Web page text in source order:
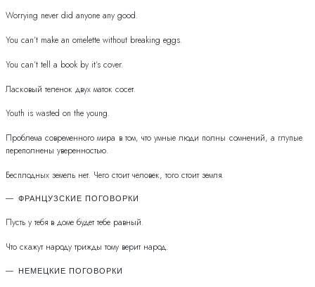
Worrying never did anyone any good.
You can’t make an omelette without breaking eggs.
You can’t tell a book by it’s cover.
Ласковый теленок двух маток сосет.
Youth is wasted on the young.
Проблема современного мира в том, что умные люди полны сомнений, а глупые
переполнены уверенностью.
Бесплодных земель нет. Чего стоит человек, того стоит земля.
ФРАНЦУЗСКИЕ ПОГОВОРКИ
Пусть у тебя в доме будет тебе равный.
Что скажут народу трижды тому верит народ.
НЕМЕЦКИЕ ПОГОВОРКИ